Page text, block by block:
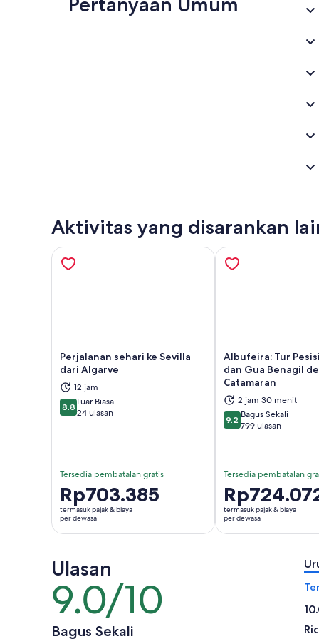
Aktivitas yang disarankan
Perjalanan sehari ke Sevilla
dari Algarve
12 jam
8.88.8 dari 10
Luar Biasa
24 ulasan
Tersedia pembatalan gratis
Harga
Rp703.385
per
dewasa
Rp703.385
termasuk pajak & biaya
per dewasa
Albufeira: Tur
dan Gua Benagil
Catamaran
2 jam 30 menit
9.29.2 dari 10
Bagus Sekali
799 ulasan
Tersedia pembatalan
Harga
Rp724.072
per
dewasa
termasuk pajak & biaya
per dewasa
Ulasan
9.0/10
9.0
dari
10
Bagus Sekali